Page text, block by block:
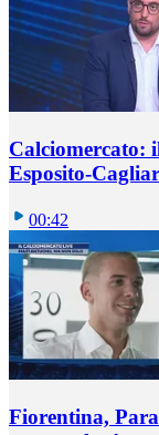
Calciomercato:
Esposito-
00:42
Fiorentina,